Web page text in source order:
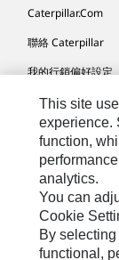
Caterpillar.com
聯絡 Caterpillar
我的行銷偏好設定
網站地圖
Cookie Settings
法律
隱私權
關於 Cat
This site
experience.
function,
analytics.
You can
Cookie
By
functional,